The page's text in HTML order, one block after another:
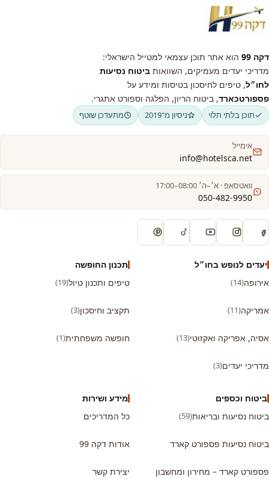
דקה 99
הוא אתר תוכן עצמאי למטייל הישראלי:
מדריכי יעדים מעמיקים, השוואות ביטוח נסיעות
לחו״ל, טיפים לחיסכון בטיסות ומידע על
פספורטכארד, ביטוח הריון, הפלגה וספורט אתגרי.
תוכן בלתי תלוי ניסיון מ־2019 מתעדכן שוטף
אימייל
info@hotelsca.net
וואטסאפ · א׳–ה׳ 08:00–17:00
050-482-9950
יעדים לנופש בחו״ל
אירופה(14)
אמריקה(11)
אסיה, אפריקה ואקזוטי(13)
מדריכי יעדים(3)
תכנון החופשה
טיפים ותכנון טיול(19)
תקציב וחיסכון(3)
חופשה משפחתית(1)
ביטוח וכספים
ביטוח נסיעות ובריאות(59)
ביטוח נסיעות פספורט קארד
פספורט קארד – מחירון ומחשבון
מידע ושירות
כל המדריכים
אודות דקה 99
יצירת קשר